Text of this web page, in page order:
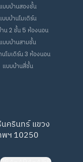
แบบบ้านสองชั้น
บบบ้านโมเดิร์น
น 2 ชั้น 5 ห้องนอน
แบบบ้านสามชั้น
นโมเดิร์น 3 ห้องนอน
แบบบ้านสี่ชั้น
ครินทร์ แขวง
พฯ 10250